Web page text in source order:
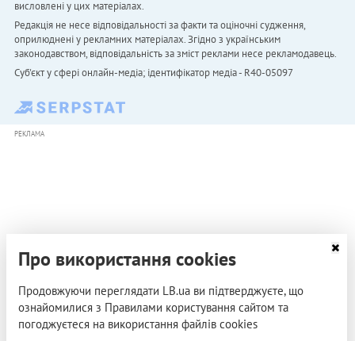
висловлені у цих матеріалах.
Редакція не несе відповідальності за факти та оціночні судження,
оприлюднені у рекламних матеріалах. Згідно з українським
законодавством, відповідальність за зміст реклами несе рекламодавець.
Cуб'єкт у сфері онлайн-медіа; ідентифікатор медіа - R40-05097
РЕКЛАМА
Про використання cookies
Продовжуючи переглядати LB.ua ви підтверджуєте, що
ознайомилися з Правилами користування сайтом та
погоджуєтеся на використання файлів cookies